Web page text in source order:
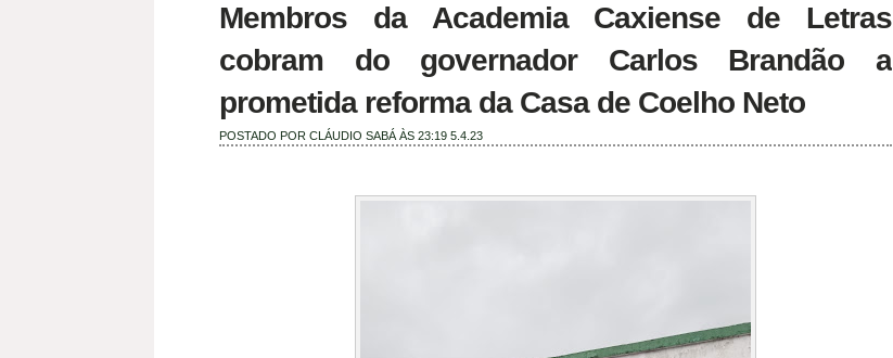
Membros da Academia Caxiense de Letras
cobram do governador Carlos Brandão a
prometida reforma da Casa de Coelho Neto
POSTADO POR CLÁUDIO SABÁ ÀS 23:19 5.4.23